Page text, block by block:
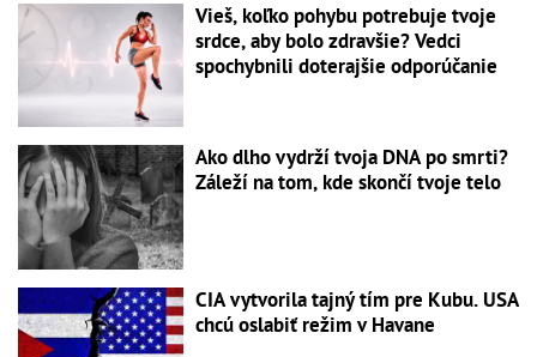
Vieš, koľko pohybu potrebuje tvoje
srdce, aby bolo zdravšie? Vedci
spochybnili doterajšie odporúčanie
Ako dlho vydrží tvoja DNA po smrti?
Záleží na tom, kde skončí tvoje telo
CIA vytvorila tajný tím pre Kubu. USA
chcú oslabiť režim v Havane